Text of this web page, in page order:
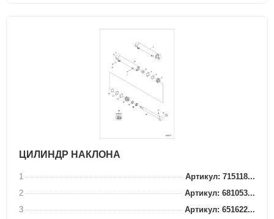
ЦИЛИНДР НАКЛОНА
1
Артикул: 715118...
2
Артикул: 681053...
3
Артикул: 651622...